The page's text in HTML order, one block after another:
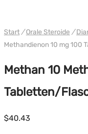
Start / Orale Steroide /
Methandienon 10 mg 100
Methan 10
Tabletten/
$40.43